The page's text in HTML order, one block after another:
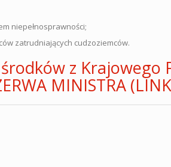
niepełnosprawności;
zatrudniających cudzoziemców.
z Krajowego
MINISTRA